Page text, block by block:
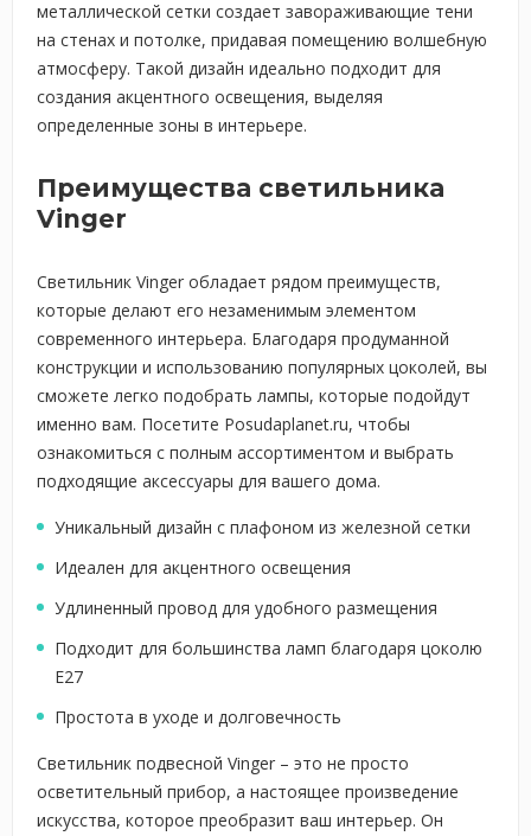
металлической сетки создает завораживающие тени
на стенах и потолке, придавая помещению волшебную
атмосферу. Такой дизайн идеально подходит для
создания акцентного освещения, выделяя
определенные зоны в интерьере.
Преимущества светильника
Vinger
Светильник Vinger обладает рядом преимуществ,
которые делают его незаменимым элементом
современного интерьера. Благодаря продуманной
конструкции и использованию популярных цоколей, вы
сможете легко подобрать лампы, которые подойдут
именно вам. Посетите Posudaplanet.ru, чтобы
ознакомиться с полным ассортиментом и выбрать
подходящие аксессуары для вашего дома.
Уникальный дизайн с плафоном из железной сетки
Идеален для акцентного освещения
Удлиненный провод для удобного размещения
Подходит для большинства ламп благодаря цоколю
Е27
Простота в уходе и долговечность
Светильник подвесной Vinger – это не просто
осветительный прибор, а настоящее произведение
искусства, которое преобразит ваш интерьер. Он